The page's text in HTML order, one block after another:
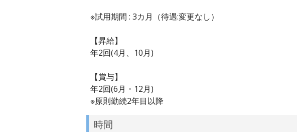
※試用期間 : 3カ月（待遇:変更なし）
【昇給】
年2回(4月、10月)
【賞与】
年2回(6月・12月)
※原則勤続2年目以降
時間